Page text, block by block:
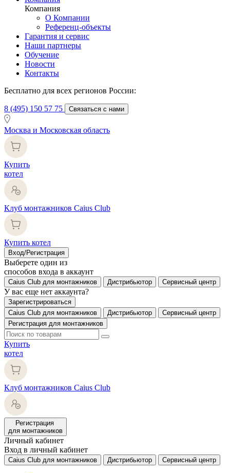
Компания
О Компании
Референц-объекты
Гарантия и сервис
Наши партнеры
Обучение
Новости
Контакты
Бесплатно для всех регионов России:
8 (495) 150 57 75 Связаться с нами
Москва и Московская область
Купить
котел
Клуб монтажников Caius Club
Купить котел
Вход/Регистрация
Выберете один из
способов входа в аккаунт
Caius Club для монтажников Дистрибьютор Сервисный центр
У вас еще нет аккаунта?
Зарегистрироваться
Caius Club для монтажников
Дистрибьютор
Сервисный центр
Регистрация для монтажников
Купить
котел
Клуб монтажников Caius Club
Регистрация
для монтажников
Личный кабинет
Вход в личный кабинет
Caius Club для монтажников Дистрибьютор Сервисный центр